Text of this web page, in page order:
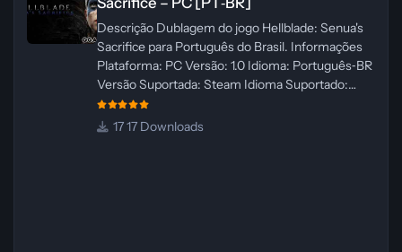
Descrição Dublagem do jogo Hellblade: Senua's
Sacrifice para Português do Brasil. Informações
Plataforma: PC Versão: 1.0 Idioma: Português‑BR
Versão Suportada: Steam Idioma Suportado:
Inglês Lançamento: 26/01/2025 Tamanho: 110 MB
Créditos — Central de Traduções
17 Downloads